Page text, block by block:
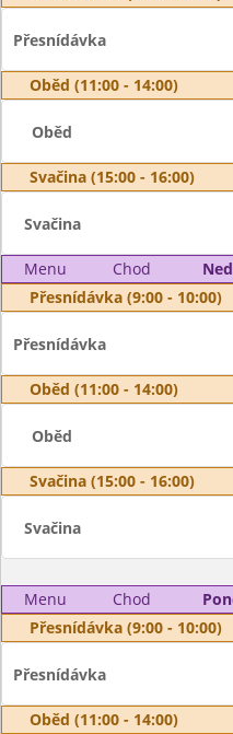
Přesnídávka
Oběd (11:00 - 14:00)
Oběd
Svačina (15:00 - 16:00)
Svačina
Menu Chod
Přesnídávka (9:00 - 10:00)
Přesnídávka
Oběd (11:00 - 14:00)
Oběd
Svačina (15:00 - 16:00)
Svačina
Menu Chod
Přesnídávka (9:00 - 10:00)
Přesnídávka
Oběd (11:00 - 14:00)